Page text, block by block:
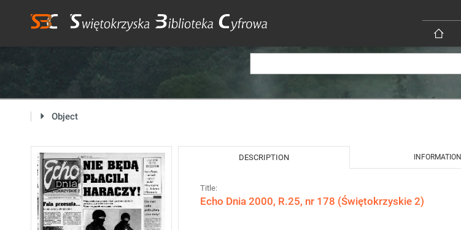
Object
DESCRIPTION INFORMATION
Title:
Echo Dnia 2000, R.25, nr 178 (Świętokrzyskie 2)